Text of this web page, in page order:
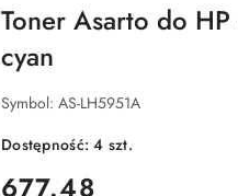
Toner Asarto do
cyan
Symbol: AS-LH5951A
Dostępność:4 szt.
cena:
677.48